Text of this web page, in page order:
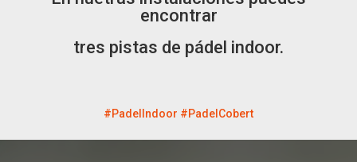
encontrar
tres pistas de pádel indoor.
#PadelIndoor #PadelCobert